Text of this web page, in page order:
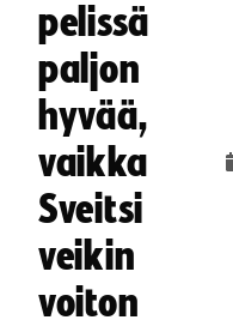
pelissä
paljon
hyvää,
vaikka
Sveitsi
veikin
voiton